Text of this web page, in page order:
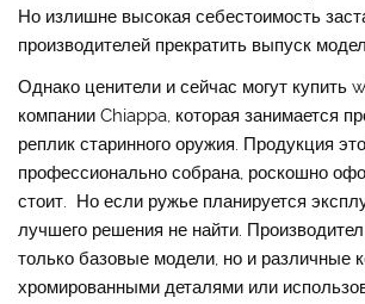
Но излишне высокая себестоимость
производителей прекратить выпуск
Однако ценители и сейчас могут купить
компании Chiappa, которая занимается
реплик старинного оружия. Продукция
профессионально собрана, роскошно
стоит. Но если ружье планируется
лучшего решения не найти.
только базовые модели, но и различные
хромированными деталями или